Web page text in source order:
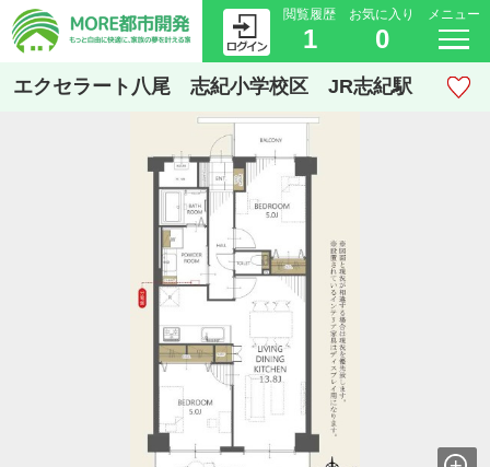
閲覧履歴
1
お気に入り
0
メニュー
エクセラート八尾 志紀小学校区 JR志紀駅